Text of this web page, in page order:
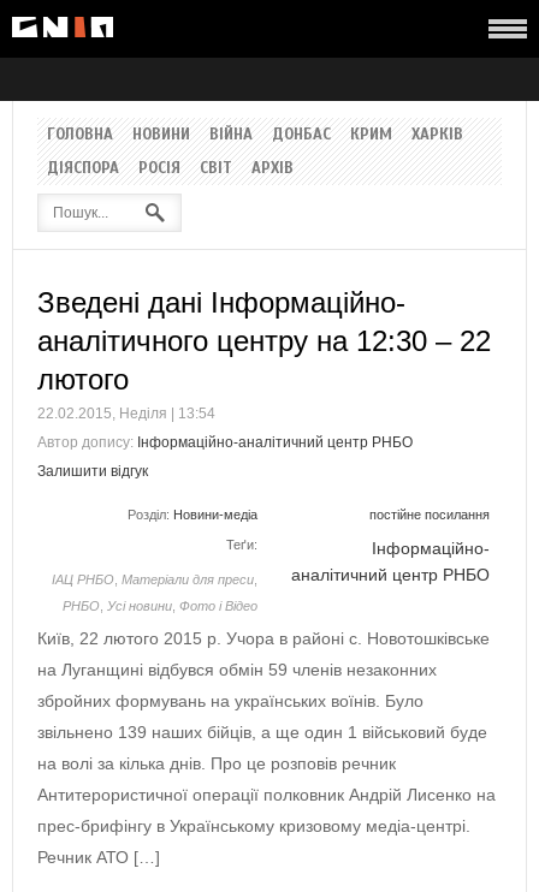
ГОЛОВНА НОВИНИ ВІЙНА ДОНБАС КРИМ
ХАРКІВ
ДІЯСПОРА
РОСІЯ СВІТ АРХІВ
Зведені дані Інформаційно-
аналітичного центру на 12:30 – 22
лютого
22.02.2015, Неділя | 13:54
Автор допису: Інформаційно-аналітичний центр РНБО
Залишити відгук
Розділ: Новини-медіа постійне посилання
Теґи:
ІАЦ РНБО Матеріали для преси
РНБО
Усі новини Фото і Відео
Інформаційно-
аналітичний центр РНБО
Київ, 22 лютого 2015 р. Учора в районі с. Новотошківське
на Луганщині відбувся обмін 59 членів незаконних
збройних формувань на українських воїнів. Було
звільнено 139 наших бійців, а ще один 1 військовий буде
на волі за кілька днів. Про це розповів речник
Антитерористичної операції полковник Андрій Лисенко на
прес-брифінгу в Українському кризовому медіа-центрі.
Речник АТО […]